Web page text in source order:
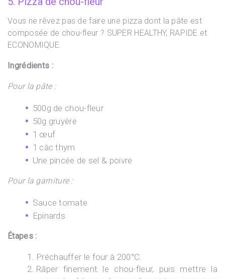
Vous ne rêvez pas de faire une pizza dont la pâte est
composée de chou-fleur ? SUPER HEALTHY, RAPIDE et
ECONOMIQUE.
Ingrédients :
Pour la pâte :
500g de chou-fleur
50g gruyère
1 œuf
1 càc thym
Une pincée de sel & poivre
Pour la garniture :
Sauce tomate
Epinards
Étapes :
Préchauffer le four à 200°C.
Râper finement le chou-fleur, puis mettre la